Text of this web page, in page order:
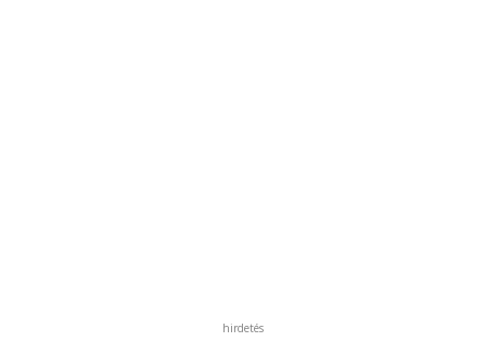
hirdetés